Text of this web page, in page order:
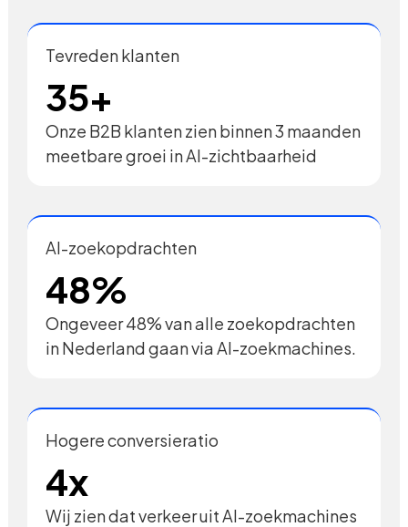
Tevreden klanten
35+
Onze B2B klanten zien binnen 3 maanden
meetbare groei in AI-zichtbaarheid
AI-zoekopdrachten
48%
Ongeveer 48% van alle zoekopdrachten
in Nederland gaan via AI-zoekmachines.
Hogere conversieratio
4x
Wij zien dat verkeer uit AI-zoekmachines